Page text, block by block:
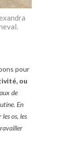
pour
ou
de
En
os, les